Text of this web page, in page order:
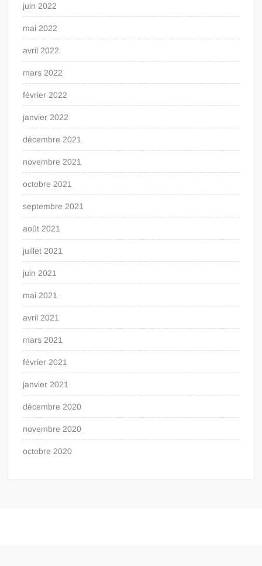
juin 2022
mai 2022
avril 2022
mars 2022
février 2022
janvier 2022
décembre 2021
novembre 2021
octobre 2021
septembre 2021
août 2021
juillet 2021
juin 2021
mai 2021
avril 2021
mars 2021
février 2021
janvier 2021
décembre 2020
novembre 2020
octobre 2020